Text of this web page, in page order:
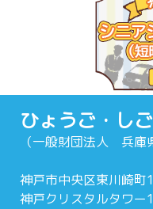
ひょうご・し
（一般財団法人 兵庫
神戸市中央区東川崎町
神戸クリスタルタワー